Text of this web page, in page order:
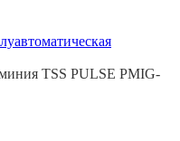
TSS PULSE PMIG-